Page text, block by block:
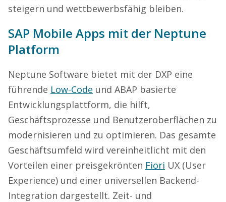
steigern und wettbewerbsfähig bleiben.
SAP Mobile Apps mit der Neptune
Platform
Neptune Software bietet mit der DXP eine
führende Low-Code und ABAP basierte
Entwicklungsplattform, die hilft,
Geschäftsprozesse und Benutzeroberflächen zu
modernisieren und zu optimieren. Das gesamte
Geschäftsumfeld wird vereinheitlicht mit den
Vorteilen einer preisgekrönten Fiori UX (User
Experience) und einer universellen Backend-
Integration dargestellt. Zeit- und